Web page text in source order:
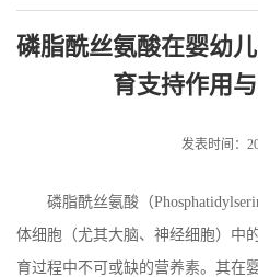
磷脂酰丝氨酸在婴幼
育支持作用
发表时间：
磷脂酰丝氨酸（
体细胞（尤其大脑、神经细胞）中
育过程中不可或缺的营养素。其在